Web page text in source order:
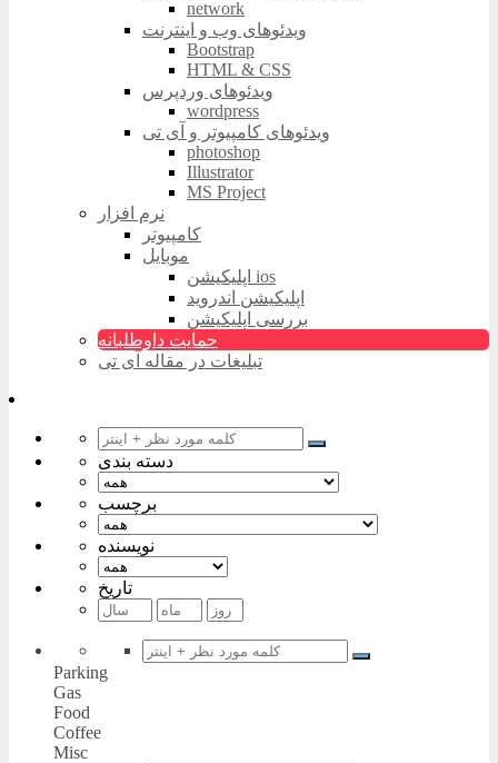
network
ویدئوهای وب و اینترنت
Bootstrap
HTML & CSS
ویدئوهای وردپرس
wordpress
ویدئوهای کامپیوتر و آی تی
photoshop
Illustrator
MS Project
نرم افزار
کامپیوتر
موبایل
اپلیکیشن ios
اپلیکیشن اندروید
بررسی اپلیکیشن
حمایت داوطلبانه
تبلیغات در مقاله آی تی
دسته بندی
برچسب
نویسنده
تاریخ
Parking
Gas
Food
Coffee
Misc